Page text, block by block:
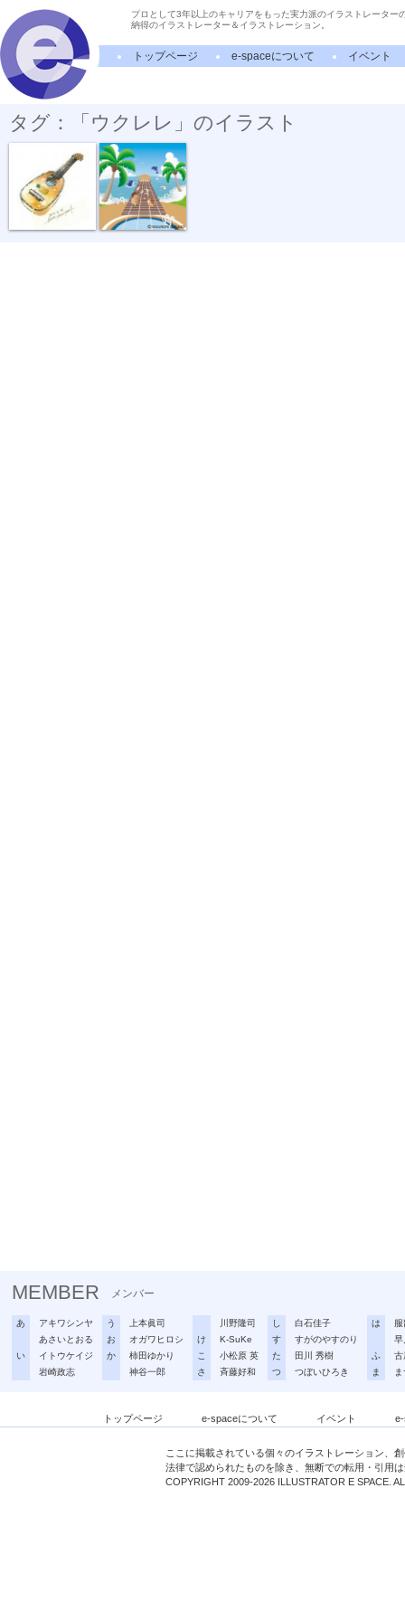
プロとして3年以上のキャリアをもった実力派のイラストレーター
納得のイラストレーター＆イラストレーション。
トップページ e-spaceについて イベント
タグ：「ウクレレ」のイラスト
ウクレレ『憧... ウキウキな季節
MEMBER メンバー
あ
アキワシンヤ
あさいとおる
い
イトウケイジ
岩崎政志
う
上本眞司
お
オガワヒロシ
か
柿田ゆかり
神谷一郎
川野隆司
け
K-SuKe
こ
小松原 英
さ
斉藤好和
し
白石佳子
す
すがのやすのり
た
田川 秀樹
つ
つぼいひろき
は
早
ふ
古
ま
トップページ e-spaceについて イベント
ここに掲載されている個々のイラストレーション、
法律で認められたものを除き、無断での転用・引用
COPYRIGHT 2009-2026 ILLUSTRATOR E SPACE.